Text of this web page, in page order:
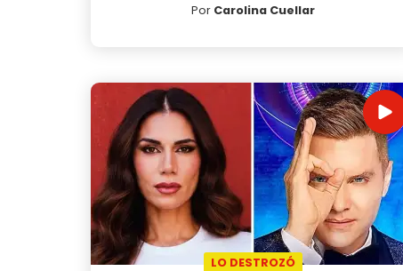
Por Carolina Cuellar
LO DESTROZÓ